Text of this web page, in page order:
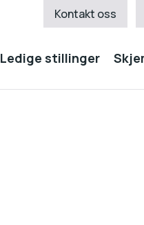
Kontakt oss
Ledige stillinger